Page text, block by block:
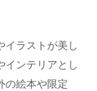
イラストが美し
インテリアとし
の絵本や限定